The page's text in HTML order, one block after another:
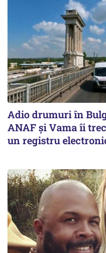
Adio drumuri în
ANAF și Vama îi
un registru